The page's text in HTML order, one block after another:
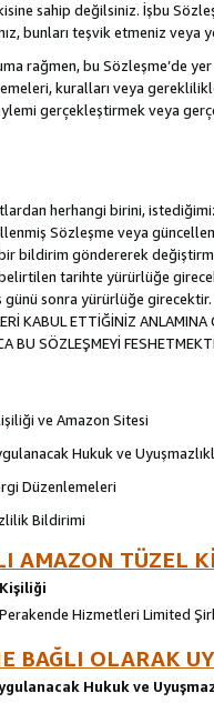
sahip değilsiniz. İşbu
bunları teşvik etmeniz
rağmen, bu Sözleşme’de
kuralları veya
gerçekleştirmek veya
herhangi birini,
Sözleşme veya
bildirim göndererek
tarihte yürürlüğe
sonra yürürlüğe girecektir.
KABUL ETTİĞİNİZ
BU SÖZLEŞMEYİ
ve Amazon Sitesi
Hukuk ve
Düzenlemeleri
Bildirimi
AMAZON TÜZEL
Hizmetleri Limited
BAĞLI OLARAK
Hukuk ve